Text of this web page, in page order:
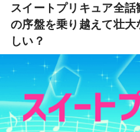
スイートプリキュア全話
の序盤を乗り越えて壮
しい？